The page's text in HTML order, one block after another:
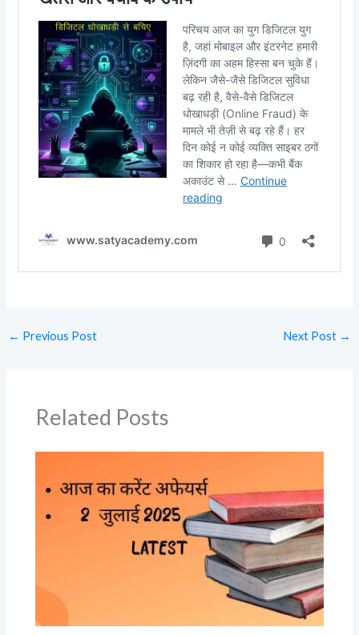
← Previous Post Next Post →
Related Posts